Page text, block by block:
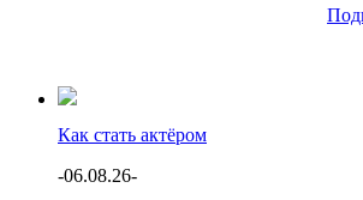
Как стать актёром
-06.08.26-